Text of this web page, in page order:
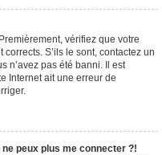
vérifiez que votre
S’ils le sont, contactez un
n’avez pas été banni. Il est
Internet ait une erreur de
peux plus me connecter ?!